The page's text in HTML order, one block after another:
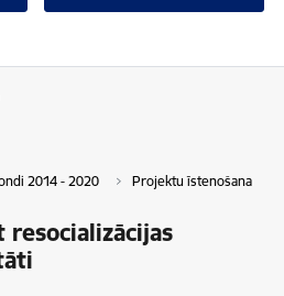
2014 - 2020 Projektu īstenošana
resocializācijas